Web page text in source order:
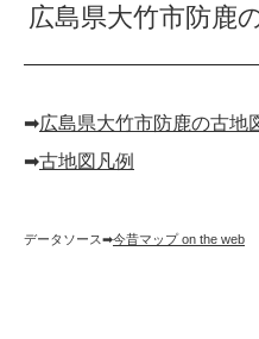
広島県大竹市防鹿
➡︎広島県大竹市防鹿の古地
➡︎古地図凡例
データソース➡︎今昔マップ on the web